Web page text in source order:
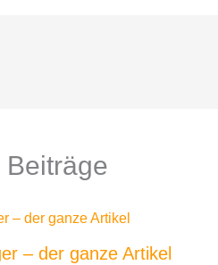
– der ganze Artikel